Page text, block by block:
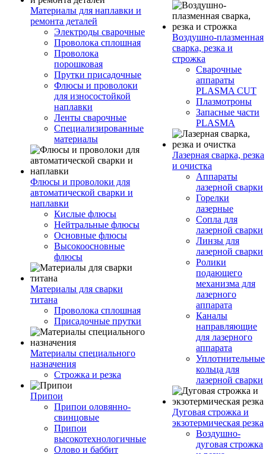
Материалы для наплавки и
ремонта деталей
Электроды сварочные
Проволока сплошная
Проволока
порошковая
Прутки присадочные
Флюсы и проволоки
для износостойкой
наплавки
Ленты сварочные
Специализированные
материалы
Флюсы и проволоки для
автоматической сварки и
наплавки
Кислые флюсы
Нейтральные флюсы
Основные флюсы
Высокоосновные
флюсы
Материалы для сварки
титана
Проволока сплошная
Присадочные прутки
Материалы специального
назначения
Строжка и резка
Припои
Припои оловянно-
свинцовые
Припои
высокотехнологичные
Олово и баббит
Воздушно-плазменная
сварка, резка и
строжка
Сварочные
аппараты
PLASMA CUT
Плазмотроны
Запасные части
PLASMA
Лазерная сварка, резка
и очистка
Аппараты
лазерной сварки
Горелки
лазерные
Сопла для
лазерной сварки
Линзы для
лазерной сварки
Ролики
подающего
механизма для
лазерного
аппарата
Каналы
направляющие
для лазерного
аппарата
Уплотнительные
кольца для
лазерной сварки
Дуговая строжка и
экзотермическая резка
Воздушно-
дуговая строжка